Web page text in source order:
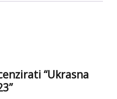
“Ukrasna